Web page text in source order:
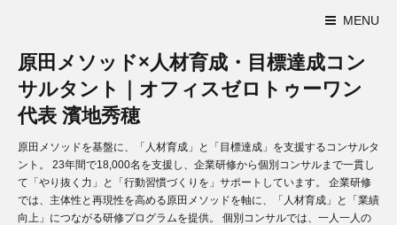
MENU
原田メソッド×人材育成・目標達成コン
サルタント｜オフィスゼロトゥーワン
代表 濱地秀穂
原田メソッドを基盤に、「人材育成」と「目標達成」を支援するコンサルタ
ント。 23年間で18,000名を支援し、企業研修から個別コンサルまで一貫し
て「やり抜く力」と「行動習慣づくりを」サポートしています。 企業研修
では、主体性と再現性を高める原田メソッドを軸に、「人材育成」と「業績
向上」につながる研修プログラムを提供。 個別コンサルでは、一人一人の